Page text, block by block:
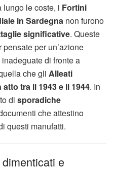
lungo le coste, i Fortini
in Sardegna non furono
significative. Queste
per un’azione
di fronte a
che gli Alleati
tra il 1943 e il 1944. In
di sporadiche
che attestino
questi manufatti.
e